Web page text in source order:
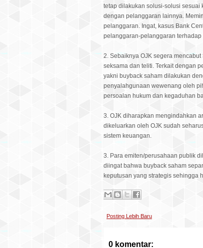
tetap dilakukan solusi-solusi sesuai
dengan pelanggaran lainnya.
pelanggaran. Ingat, kasus Bank
pelanggaran-pelanggaran
2. Sebaiknya OJK segera
seksama dan teliti. Terkait dengan
yakni buyback saham dilakukan
penyalahgunaan wewenang oleh
persoalan hukum dan kegaduhan
3. OJK diharapkan mengindahkan
dikeluarkan oleh OJK sudah
sistem keuangan.
3. Para emiten/perusahaan publik
diingat bahwa buyback saham
keputusan yang strategis sehingga
Posting Lebih Baru
0 komentar: